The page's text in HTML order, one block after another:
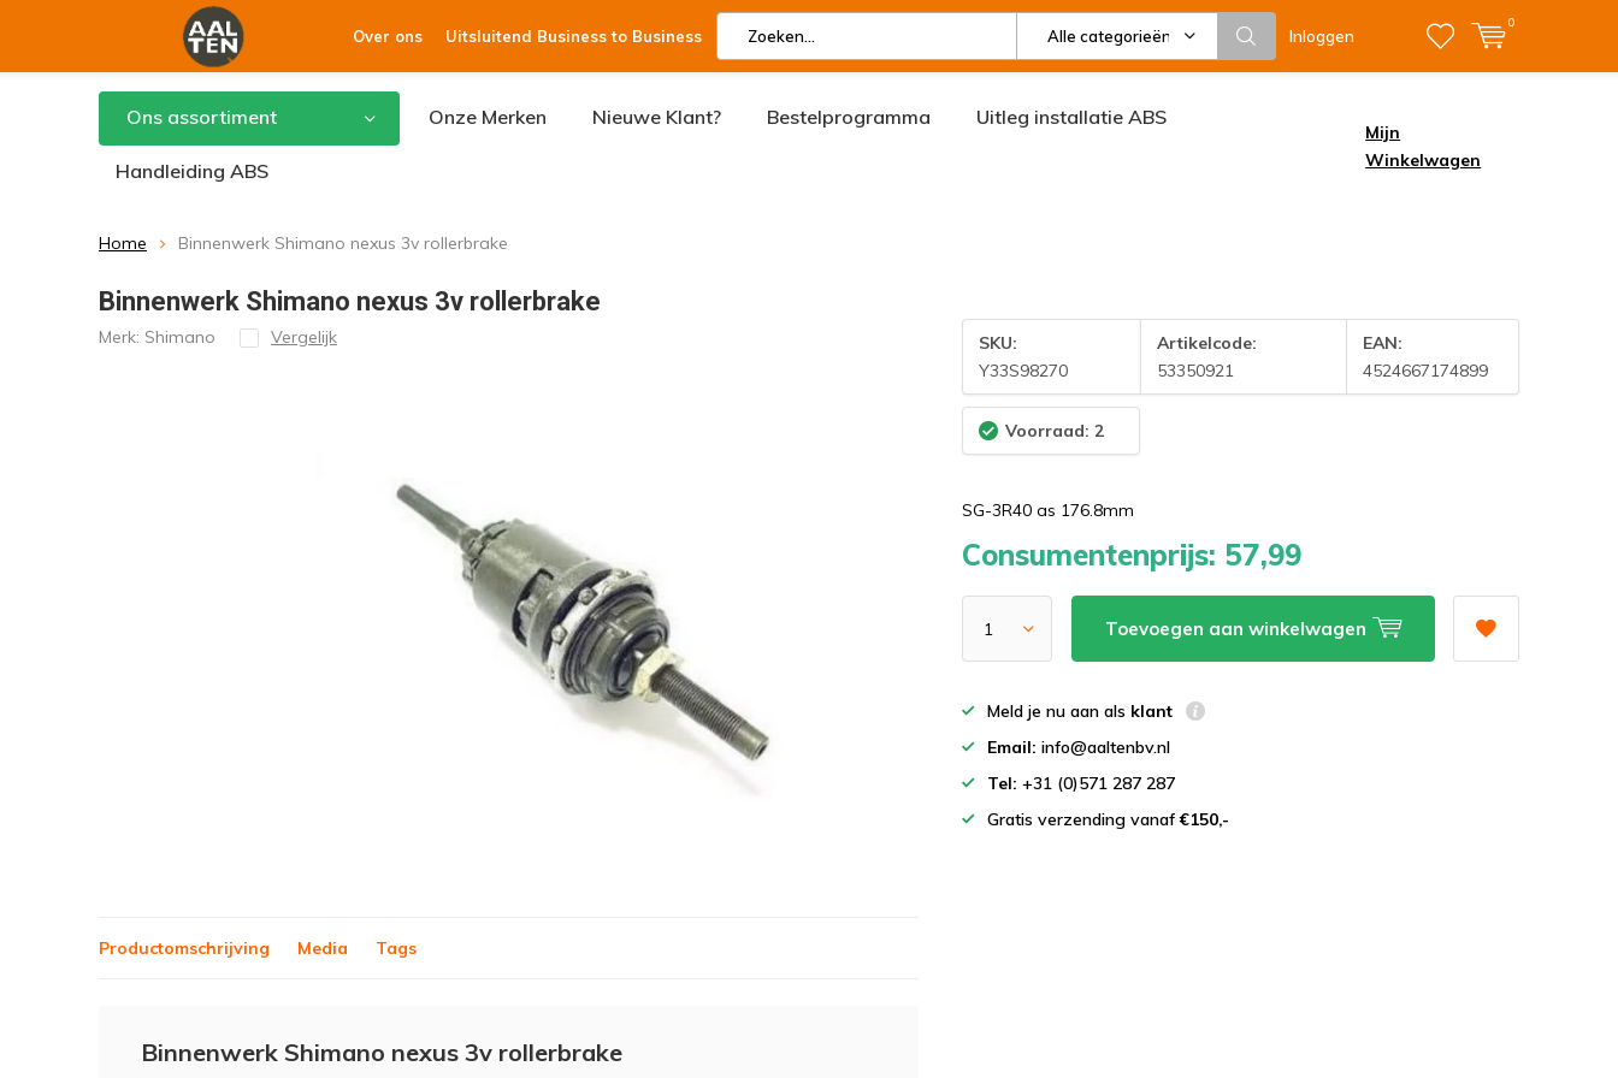
Over ons Uitsluitend Business to Business Alle categorieën Inloggen
0
Ons assortiment Onze Merken Nieuwe Klant? Bestelprogramma Uitleg installatie ABS
Handleiding ABS
Mijn
Winkelwagen
Home Binnenwerk Shimano nexus 3v rollerbrake
Binnenwerk Shimano nexus 3v rollerbrake
Merk: Shimano Vergelijk
SKU:
Y33S98270
Artikelcode:
53350921
EAN:
4524667174899
Voorraad: 2
SG-3R40 as 176.8mm
Consumentenprijs: 57,99
Toevoegen aan winkelwagen
Meld je nu aan als klant
Email: info@aaltenbv.nl
Tel: +31 (0)571 287 287
Gratis verzending vanaf€150,-
Productomschrijving Media Tags
Binnenwerk Shimano nexus 3v rollerbrake